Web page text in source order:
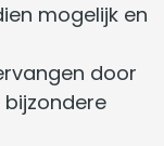
mogelijk en
door